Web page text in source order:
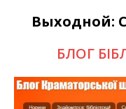
Выходной:
БЛОГ